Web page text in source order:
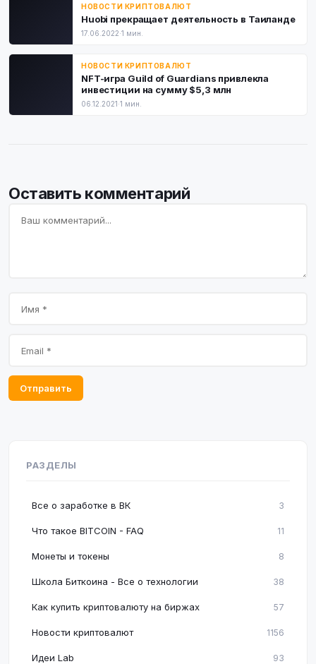
НОВОСТИ КРИПТОВАЛЮТ
Huobi прекращает деятельность в Таиланде
17.06.2022·1 мин.
НОВОСТИ КРИПТОВАЛЮТ
NFT-игра Guild of Guardians привлекла
инвестиции на сумму $5,3 млн
06.12.2021·1 мин.
Оставить комментарий
Отправить
РАЗДЕЛЫ
Все о заработке в ВК 3
Что такое BITCOIN - FAQ 11
Монеты и токены 8
Школа Биткоина - Все о технологии 38
Как купить криптовалюту на биржах 57
Новости криптовалют 1156
Идеи Lab 93